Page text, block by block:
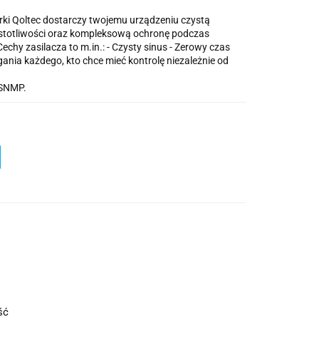
Qoltec dostarczy twojemu urządzeniu czystą
oraz kompleksową ochronę podczas
zasilacza to m.in.: - Czysty sinus - Zerowy czas
każdego, kto chce mieć kontrolę niezależnie od